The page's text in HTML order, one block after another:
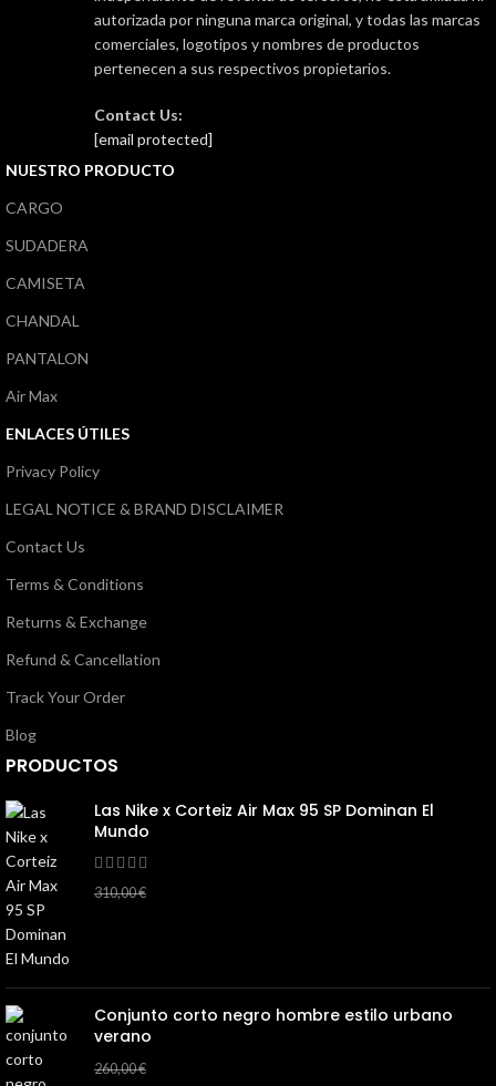
autorizada por ninguna marca original, y todas las marcas
comerciales, logotipos y nombres de productos
pertenecen a sus respectivos propietarios.
Contact Us:
[email protected]
NUESTRO PRODUCTO
CARGO
SUDADERA
CAMISETA
CHANDAL
PANTALON
Air Max
ENLACES ÚTILES
Privacy Policy
LEGAL NOTICE & BRAND DISCLAIMER
Contact Us
Terms & Conditions
Returns & Exchange
Refund & Cancellation
Track Your Order
Blog
PRODUCTOS
Las Nike x Corteiz Air Max 95 SP Dominan El
Mundo
310,00€
Conjunto corto negro hombre estilo urbano
verano
260,00€